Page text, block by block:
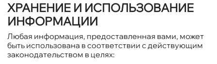
ХРАНЕНИЕ И ИСПОЛЬЗОВАНИЕ
ИНФОРМАЦИИ
Любая информация, предоставленная вами, может
быть использована в соответствии с действующим
законодательством в целях: